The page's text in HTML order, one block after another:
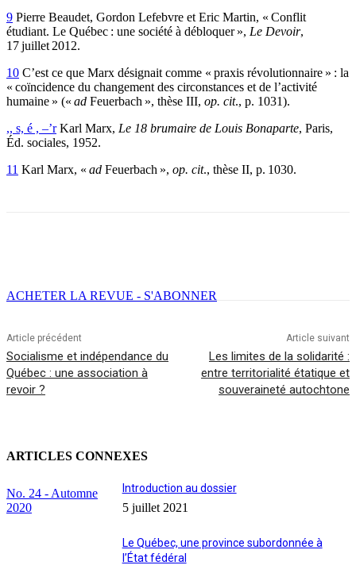
9 Pierre Beaudet, Gordon Lefebvre et Eric Martin, « Conflit
étudiant. Le Québec : une société à débloquer », Le Devoir,
17 juillet 2012.
10 C’est ce que Marx désignait comme « praxis révolutionnaire » : la
« coïncidence du changement des circonstances et de l’activité
humaine » (« ad Feuerbach », thèse III, op. cit., p. 1031).
,, s, é , –’rKarl Marx, Le 18 brumaire de Louis Bonaparte, Paris,
Éd. sociales, 1952.
11 Karl Marx, « ad Feuerbach », op. cit., thèse II, p. 1030.
ACHETER LA REVUE - S'ABONNER
Article précédent
Socialisme et indépendance du
Québec : une association à
revoir ?
Article suivant
Les limites de la solidarité :
entre territorialité étatique et
souveraineté autochtone
ARTICLES CONNEXES
No. 24 - Automne
2020
Introduction au dossier
5 juillet 2021
Le Québec, une province subordonnée à
l’État fédéral